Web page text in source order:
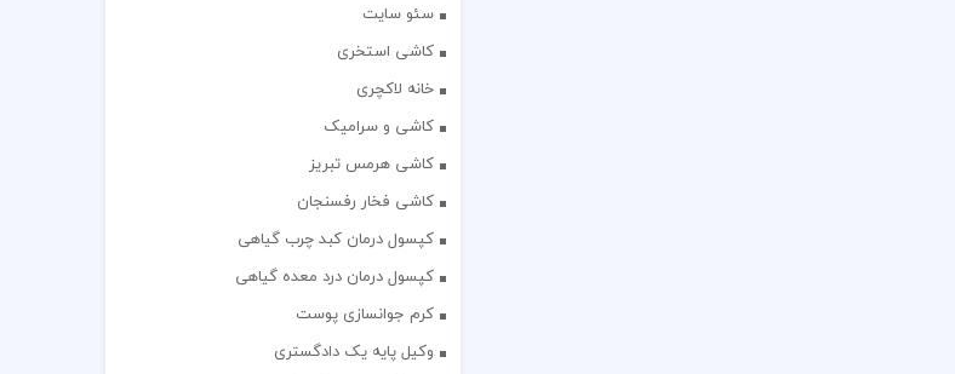
سئو سایت
کاشی استخری
خانه لاکچری
کاشی و سرامیک
کاشی هرمس تبریز
کاشی فخار رفسنجان
کپسول درمان کبد چرب گیاهی
کپسول درمان درد معده گیاهی
کرم جوانسازی پوست
وکیل پایه یک دادگستری